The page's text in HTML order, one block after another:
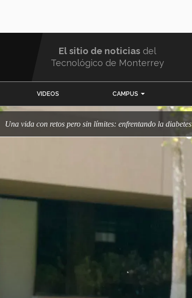
El sitio de noticias del
Tecnológico de Monterrey
VIDEOS CAMPUS
Una vida con retos pero sin límites: enfrentando la diabetes